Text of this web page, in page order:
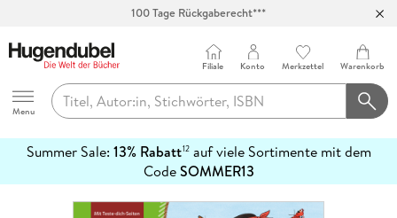
100 Tage Rückgaberecht***
Hugendubel
Menu
Filiale Konto Merkzettel Warenkorb
Summer Sale: 13% Rabatt12auf viele Sortimente mit dem
CodeSOMMER13
erfahren